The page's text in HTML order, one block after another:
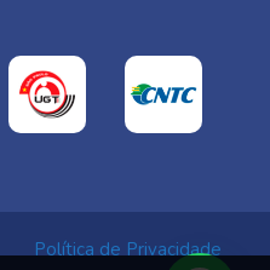
Política de Privacidade